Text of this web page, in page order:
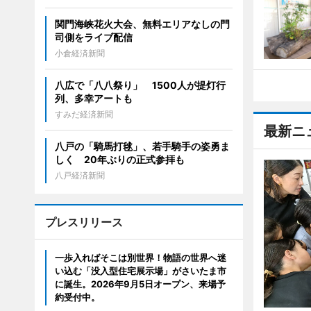
最新ニ
関門海峡花火大会、無料エリアなしの門
司側をライブ配信
小倉経済新聞
八広で「八八祭り」 1500人が提灯行
列、多幸アートも
すみだ経済新聞
八戸の「騎馬打毬」、若手騎手の姿勇ま
しく 20年ぶりの正式参拝も
八戸経済新聞
プレスリリース
一歩入ればそこは別世界！物語の世界へ迷
い込む「没入型住宅展示場」がさいたま市
に誕生。2026年9月5日オープン、来場予
約受付中。